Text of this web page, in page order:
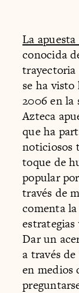
La
conocida
trayectoria
se ha
2006 en la
Azteca
que ha
noticiosos
toque de
popular
través de
comenta
Dar un
a través
en medios